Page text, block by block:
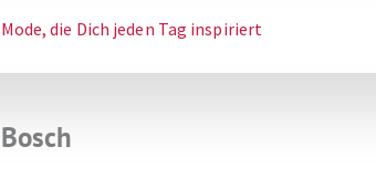
Mode, die Dich jeden Tag inspiriert
Bosch